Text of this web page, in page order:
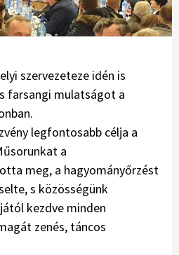
szervezeteze idén is
farsangi mulatságot a
legfontosabb célja a
a
meg, a hagyományőrzést
s közösségünk
kezdve minden
zenés, táncos